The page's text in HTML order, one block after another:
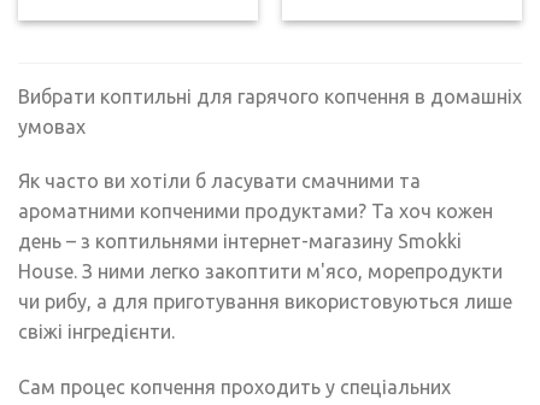
Вибрати коптильні для гарячого копчення в домашніх
умовах
Як часто ви хотіли б ласувати смачними та
ароматними копченими продуктами? Та хоч кожен
день – з коптильнями інтернет-магазину Smokki
House. З ними легко закоптити м'ясо, морепродукти
чи рибу, а для приготування використовуються лише
свіжі інгредієнти.
Сам процес копчення проходить у спеціальних